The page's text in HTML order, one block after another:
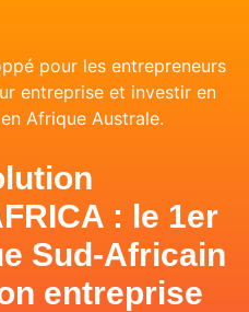
pour les entrepreneurs
entreprise et investir en
Afrique Australe.
: le 1er
Sud-Africain
entreprise